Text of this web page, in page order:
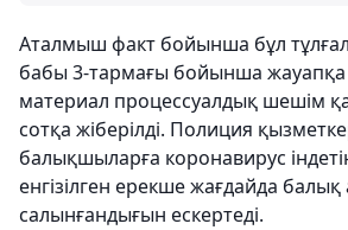
Аталмыш факт бойынша бұл
бабы 3-тармағы бойынша
материал процессуалдық шешім
сотқа жіберілді. Полиция
балықшыларға коронавирус
енгізілген ерекше жағдайда
салынғандығын ескертеді.